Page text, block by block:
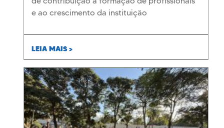
e ao crescimento da instituição
LEIA MAIS >